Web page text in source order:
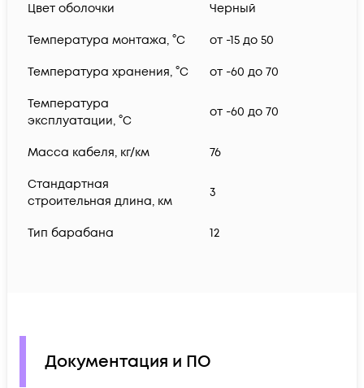
Цвет оболочки Черный
Температура монтажа, °C от -15 до 50
Температура хранения, °C от -60 до 70
Температура
эксплуатации, °C
от -60 до 70
Масса кабеля, кг/км 76
Стандартная
строительная длина, км
3
Тип барабана 12
Документация и ПО